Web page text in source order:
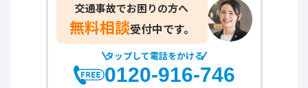
交通事故でお困りの方へ
無料相談受付中です。
タップして電話をかける
0120-916-746